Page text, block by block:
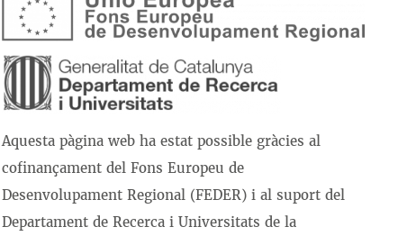
Aquesta pàgina web ha estat possible gràcies al
cofinançament del Fons Europeu de
Desenvolupament Regional (FEDER) i al suport del
Departament de Recerca i Universitats de la